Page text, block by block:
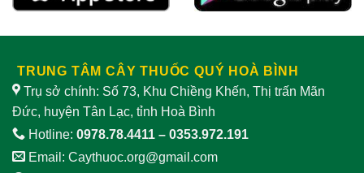
TRUNG TÂM CÂY THUỐC QUÝ HOÀ BÌNH
Trụ sở chính: Số 73, Khu Chiềng Khến, Thị trấn Mãn
Đức, huyện Tân Lạc, tỉnh Hoà Bình
Hotline: 0978.78.4411 – 0353.972.191
Email: Caythuoc.org@gmail.com